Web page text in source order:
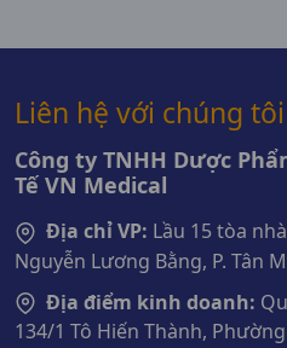
Liên hệ với chúng tôi
Công ty TNHH Dược
Tế VN Medical
Địa chỉ VP: Lầu 15 tòa
Nguyễn Lương Bằng, P. Tân
Địa điểm kinh doanh:
134/1 Tô Hiến Thành,